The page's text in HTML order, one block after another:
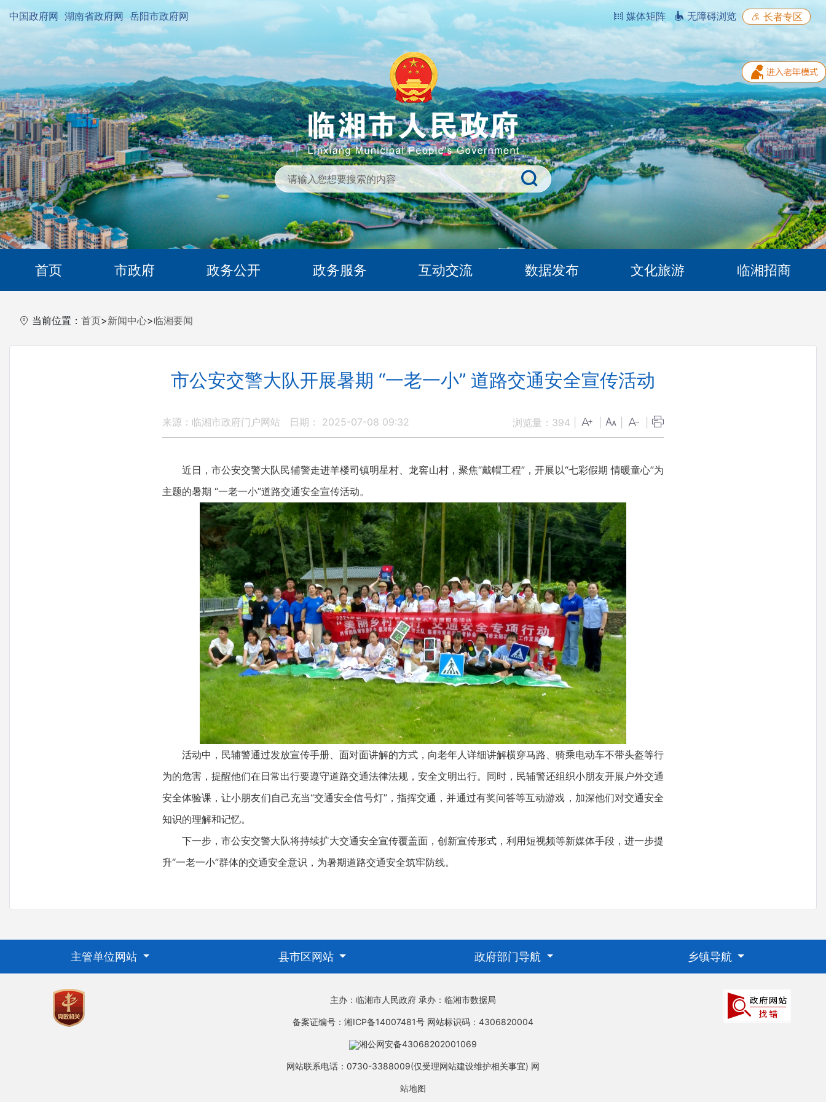
中国政府网 湖南省政府网 岳阳市政府网 媒体矩阵 无障碍浏览 长者专区
首页 市政府 政务公开 政务服务 互动交流 数据发布 文化旅游 临湘招商
当前位置： 首页>新闻中心>临湘要闻
市公安交警大队开展暑期 “一老一小” 道路交通安全宣传活动
来源：临湘市政府门户网站 日期： 2025-07-08 09:32 浏览量： 394
近日，市公安交警大队民辅警走进羊楼司镇明星村、龙窖山村，聚焦“戴帽工程”，开展以“七彩假期 情暖童心”为
主题的暑期 “一老一小”道路交通安全宣传活动。
活动中，民辅警通过发放宣传手册、面对面讲解的方式，向老年人详细讲解横穿马路、骑乘电动车不带头盔等行
为的危害，提醒他们在日常出行要遵守道路交通法律法规，安全文明出行。同时，民辅警还组织小朋友开展户外交通
安全体验课，让小朋友们自己充当“交通安全信号灯”，指挥交通，并通过有奖问答等互动游戏，加深他们对交通安全
知识的理解和记忆。
下一步，市公安交警大队将持续扩大交通安全宣传覆盖面，创新宣传形式，利用短视频等新媒体手段，进一步提
升“一老一小”群体的交通安全意识，为暑期道路交通安全筑牢防线。
主管单位网站 县市区网站 政府部门导航 乡镇导航
主办：临湘市人民政府 承办：临湘市数据局
备案证编号：湘ICP备14007481号 网站标识码：4306820004
湘公网安备43068202001069
网站联系电话：0730-3388009(仅受理网站建设维护相关事宜) 网
站地图